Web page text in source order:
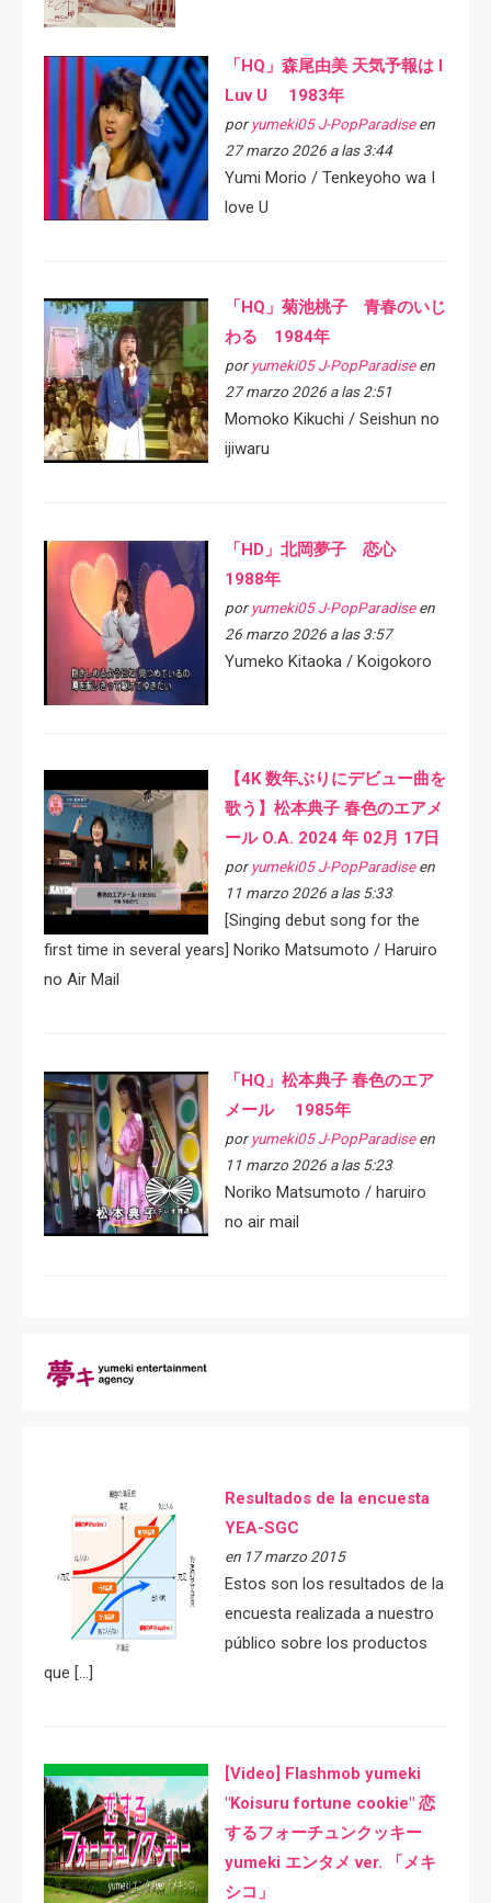
「HQ」森尾由美 天気予報は I
Luv U 1983年
por yumeki05 J-PopParadiseen
27 marzo 2026 a las 3:44
Yumi Morio / Tenkeyoho wa I
love U
「HQ」菊池桃子 青春のいじ
わる 1984年
por yumeki05 J-PopParadiseen
27 marzo 2026 a las 2:51
Momoko Kikuchi / Seishun no
ijiwaru
「HD」北岡夢子 恋心
1988年
por yumeki05 J-PopParadiseen
26 marzo 2026 a las 3:57
Yumeko Kitaoka / Koigokoro
【4K 数年ぶりにデビュー曲を
歌う】松本典子 春色のエアメ
ール O.A. 2024 年 02月 17日
por yumeki05 J-PopParadiseen
11 marzo 2026 a las 5:33
[Singing debut song for the
first time in several years] Noriko Matsumoto / Haruiro
no Air Mail
「HQ」松本典子 春色のエア
メール 1985年
por yumeki05 J-PopParadiseen
11 marzo 2026 a las 5:23
Noriko Matsumoto / haruiro
no air mail
Resultados de la encuesta
YEA-SGC
en 17 marzo 2015
Estos son los resultados de la
encuesta realizada a nuestro
público sobre los productos
que […]
[Video] Flashmob yumeki
"Koisuru fortune cookie" 恋
するフォーチュンクッキー
yumeki エンタメ ver. 「メキ
シコ」